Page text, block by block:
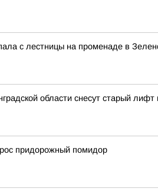
с лестницы на променаде в
области снесут старый лифт
придорожный помидор